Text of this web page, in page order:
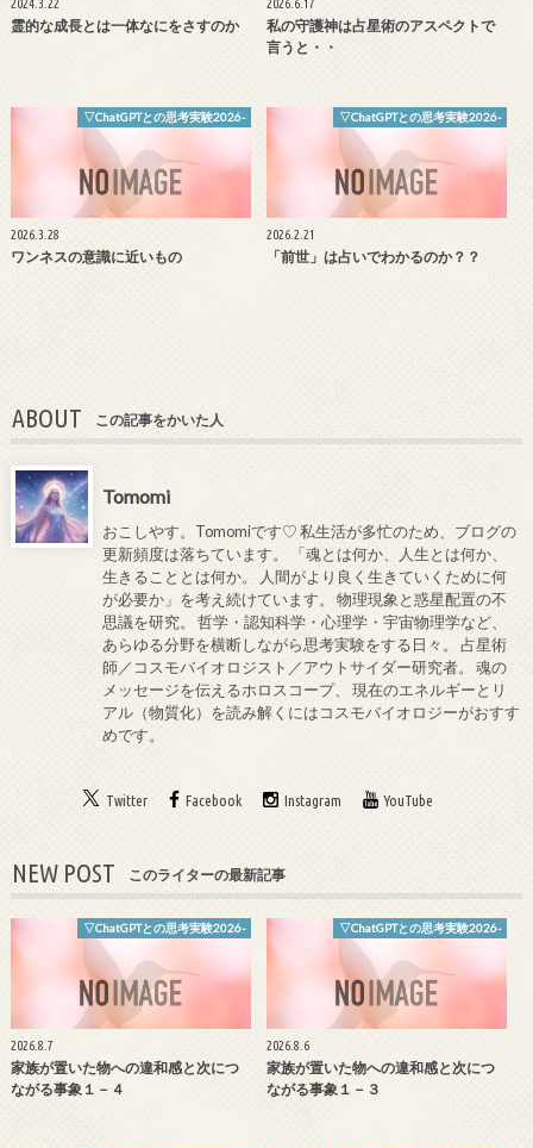
2024.3.22
霊的な成長とは一体なにをさすのか
2026.6.17
私の守護神は占星術のアスペクトで
言うと・・
▽ChatGPTとの思考実験2026-
2026.3.28
ワンネスの意識に近いもの
▽ChatGPTとの思考実験2026-
2026.2.21
「前世」は占いでわかるのか？？
ABOUT この記事をかいた人
Tomomi
おこしやす。Tomomiです♡ 私生活が多忙のため、ブログの
更新頻度は落ちています。 「魂とは何か、人生とは何か、
生きることとは何か。 人間がより良く生きていくために何
が必要か」を考え続けています。 物理現象と惑星配置の不
思議を研究。 哲学・認知科学・心理学・宇宙物理学など、
あらゆる分野を横断しながら思考実験をする日々。 占星術
師／コスモバイオロジスト／アウトサイダー研究者。 魂の
メッセージを伝えるホロスコープ、 現在のエネルギーとリ
アル（物質化）を読み解くにはコスモバイオロジーがおすす
めです。
Twitter Facebook Instagram YouTube
NEW POST このライターの最新記事
▽ChatGPTとの思考実験2026-
2026.8.7
家族が置いた物への違和感と次につ
ながる事象１－４
▽ChatGPTとの思考実験2026-
2026.8.6
家族が置いた物への違和感と次につ
ながる事象１－３